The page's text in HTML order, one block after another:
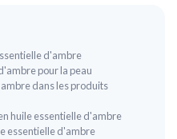
d'ambre
pour la peau
dans les produits
huile essentielle d'ambre
essentielle d'ambre